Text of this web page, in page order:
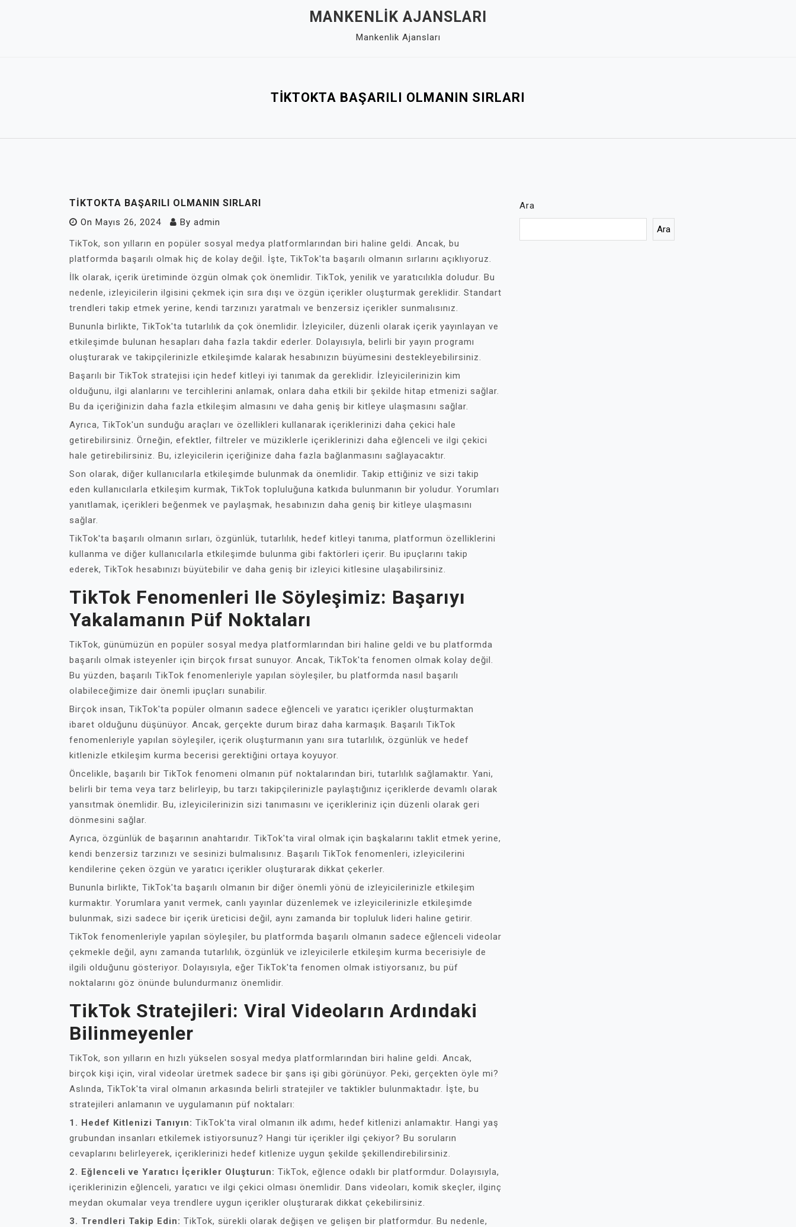
MANKENLIK AJANSLARI
Mankenlik Ajansları
TIKTOKTA BAŞARILI OLMANIN SIRLARI
TIKTOKTA BAŞARILI OLMANIN SIRLARI
On Mayıs 26, 2024 By admin
TikTok, son yılların en popüler sosyal medya platformlarından biri haline geldi. Ancak, bu
platformda başarılı olmak hiç de kolay değil. İşte, TikTok'ta başarılı olmanın sırlarını açıklıyoruz.
İlk olarak, içerik üretiminde özgün olmak çok önemlidir. TikTok, yenilik ve yaratıcılıkla doludur. Bu
nedenle, izleyicilerin ilgisini çekmek için sıra dışı ve özgün içerikler oluşturmak gereklidir. Standart
trendleri takip etmek yerine, kendi tarzınızı yaratmalı ve benzersiz içerikler sunmalısınız.
Bununla birlikte, TikTok'ta tutarlılık da çok önemlidir. İzleyiciler, düzenli olarak içerik yayınlayan ve
etkileşimde bulunan hesapları daha fazla takdir ederler. Dolayısıyla, belirli bir yayın programı
oluşturarak ve takipçilerinizle etkileşimde kalarak hesabınızın büyümesini destekleyebilirsiniz.
Başarılı bir TikTok stratejisi için hedef kitleyi iyi tanımak da gereklidir. İzleyicilerinizin kim
olduğunu, ilgi alanlarını ve tercihlerini anlamak, onlara daha etkili bir şekilde hitap etmenizi sağlar.
Bu da içeriğinizin daha fazla etkileşim almasını ve daha geniş bir kitleye ulaşmasını sağlar.
Ayrıca, TikTok'un sunduğu araçları ve özellikleri kullanarak içeriklerinizi daha çekici hale
getirebilirsiniz. Örneğin, efektler, filtreler ve müziklerle içeriklerinizi daha eğlenceli ve ilgi çekici
hale getirebilirsiniz. Bu, izleyicilerin içeriğinize daha fazla bağlanmasını sağlayacaktır.
Son olarak, diğer kullanıcılarla etkileşimde bulunmak da önemlidir. Takip ettiğiniz ve sizi takip
eden kullanıcılarla etkileşim kurmak, TikTok topluluğuna katkıda bulunmanın bir yoludur. Yorumları
yanıtlamak, içerikleri beğenmek ve paylaşmak, hesabınızın daha geniş bir kitleye ulaşmasını
sağlar.
TikTok'ta başarılı olmanın sırları, özgünlük, tutarlılık, hedef kitleyi tanıma, platformun özelliklerini
kullanma ve diğer kullanıcılarla etkileşimde bulunma gibi faktörleri içerir. Bu ipuçlarını takip
ederek, TikTok hesabınızı büyütebilir ve daha geniş bir izleyici kitlesine ulaşabilirsiniz.
TikTok Fenomenleri Ile Söyleşimiz: Başarıyı
Yakalamanın Püf Noktaları
TikTok, günümüzün en popüler sosyal medya platformlarından biri haline geldi ve bu platformda
başarılı olmak isteyenler için birçok fırsat sunuyor. Ancak, TikTok'ta fenomen olmak kolay değil.
Bu yüzden, başarılı TikTok fenomenleriyle yapılan söyleşiler, bu platformda nasıl başarılı
olabileceğimize dair önemli ipuçları sunabilir.
Birçok insan, TikTok'ta popüler olmanın sadece eğlenceli ve yaratıcı içerikler oluşturmaktan
ibaret olduğunu düşünüyor. Ancak, gerçekte durum biraz daha karmaşık. Başarılı TikTok
fenomenleriyle yapılan söyleşiler, içerik oluşturmanın yanı sıra tutarlılık, özgünlük ve hedef
kitlenizle etkileşim kurma becerisi gerektiğini ortaya koyuyor.
Öncelikle, başarılı bir TikTok fenomeni olmanın püf noktalarından biri, tutarlılık sağlamaktır. Yani,
belirli bir tema veya tarz belirleyip, bu tarzı takipçilerinizle paylaştığınız içeriklerde devamlı olarak
yansıtmak önemlidir. Bu, izleyicilerinizin sizi tanımasını ve içerikleriniz için düzenli olarak geri
dönmesini sağlar.
Ayrıca, özgünlük de başarının anahtarıdır. TikTok'ta viral olmak için başkalarını taklit etmek yerine,
kendi benzersiz tarzınızı ve sesinizi bulmalısınız. Başarılı TikTok fenomenleri, izleyicilerini
kendilerine çeken özgün ve yaratıcı içerikler oluşturarak dikkat çekerler.
Bununla birlikte, TikTok'ta başarılı olmanın bir diğer önemli yönü de izleyicilerinizle etkileşim
kurmaktır. Yorumlara yanıt vermek, canlı yayınlar düzenlemek ve izleyicilerinizle etkileşimde
bulunmak, sizi sadece bir içerik üreticisi değil, aynı zamanda bir topluluk lideri haline getirir.
TikTok fenomenleriyle yapılan söyleşiler, bu platformda başarılı olmanın sadece eğlenceli videolar
çekmekle değil, aynı zamanda tutarlılık, özgünlük ve izleyicilerle etkileşim kurma becerisiyle de
ilgili olduğunu gösteriyor. Dolayısıyla, eğer TikTok'ta fenomen olmak istiyorsanız, bu püf
noktalarını göz önünde bulundurmanız önemlidir.
TikTok Stratejileri: Viral Videoların Ardındaki
Bilinmeyenler
TikTok, son yılların en hızlı yükselen sosyal medya platformlarından biri haline geldi. Ancak,
birçok kişi için, viral videolar üretmek sadece bir şans işi gibi görünüyor. Peki, gerçekten öyle mi?
Aslında, TikTok'ta viral olmanın arkasında belirli stratejiler ve taktikler bulunmaktadır. İşte, bu
stratejileri anlamanın ve uygulamanın püf noktaları:
1. Hedef Kitlenizi Tanıyın: TikTok'ta viral olmanın ilk adımı, hedef kitlenizi anlamaktır. Hangi yaş
grubundan insanları etkilemek istiyorsunuz? Hangi tür içerikler ilgi çekiyor? Bu soruların
cevaplarını belirleyerek, içeriklerinizi hedef kitlenize uygun şekilde şekillendirebilirsiniz.
2. Eğlenceli ve Yaratıcı İçerikler Oluşturun: TikTok, eğlence odaklı bir platformdur. Dolayısıyla,
içeriklerinizin eğlenceli, yaratıcı ve ilgi çekici olması önemlidir. Dans videoları, komik skeçler, ilginç
meydan okumalar veya trendlere uygun içerikler oluşturarak dikkat çekebilirsiniz.
3. Trendleri Takip Edin: TikTok, sürekli olarak değişen ve gelişen bir platformdur. Bu nedenle,
Ara
Ara